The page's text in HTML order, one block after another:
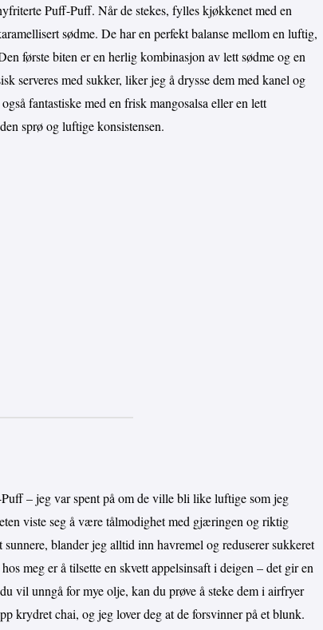
Puff-Puff. Når de stekes, fylles kjøkkenet med en
sødme. De har en perfekt balanse mellom en luftig,
første biten er en herlig kombinasjon av lett sødme og en
serveres med sukker, liker jeg å drysse dem med kanel og
fantastiske med en frisk mangosalsa eller en lett
sprø og luftige konsistensen.
– jeg var spent på om de ville bli like luftige som jeg
viste seg å være tålmodighet med gjæringen og riktig
blander jeg alltid inn havremel og reduserer sukkeret
meg er å tilsette en skvett appelsinsaft i deigen – det gir en
vil unngå for mye olje, kan du prøve å steke dem i airfryer
krydret chai, og jeg lover deg at de forsvinner på et blunk.